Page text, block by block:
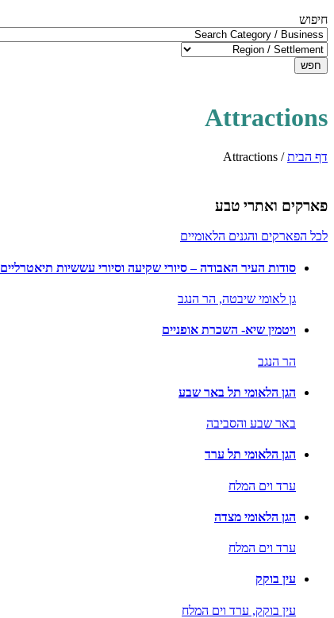
חיפוש
חפש
Attractions
דף הבית/
Attractions
פארקים ואתרי טבע
לכל הפארקים והגנים הלאומיים
סודות העיר האבודה – סיורי שקיעה וסיורי עששיות תיאטרליים
גן לאומי שיבטה, הר הנגב
ויטמין שיא- השכרת אופניים
הר הנגב
הגן הלאומי תל באר שבע
באר שבע והסביבה
הגן הלאומי תל ערד
ערד וים המלח
הגן הלאומי מצדה
ערד וים המלח
עין בוקק
עין בוקק, ערד וים המלח